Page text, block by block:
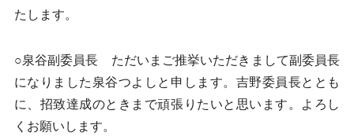
たします。
○泉谷副委員長 ただいまご推挙いただきまして副委員長
になりました泉谷つよしと申します。吉野委員長ととも
に、招致達成のときまで頑張りたいと思います。よろし
くお願いします。